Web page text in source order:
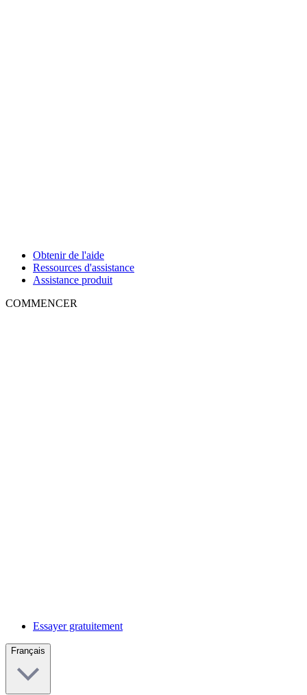
Obtenir de l'aide
Ressources d'assistance
Assistance produit
COMMENCER
Essayer gratuitement
Français